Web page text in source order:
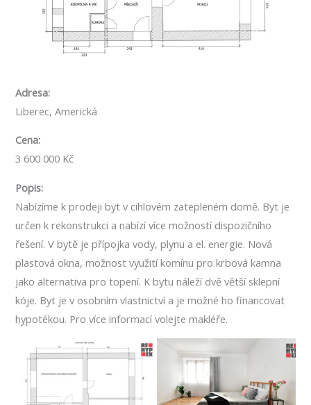
Adresa:
Liberec, Americká
Cena:
3 600 000 Kč
Popis:
Nabízíme k prodeji byt v cihlovém zatepleném domě. Byt je
určen k rekonstrukci a nabízí více možností dispozičního
řešení. V bytě je přípojka vody, plynu a el. energie. Nová
plastová okna, možnost využití komínu pro krbová kamna
jako alternativa pro topení. K bytu náleží dvě větší sklepní
kóje. Byt je v osobním vlastnictví a je možné ho financovat
hypotékou. Pro více informací volejte makléře.